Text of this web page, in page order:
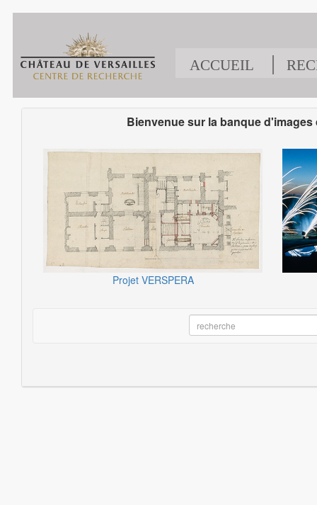
accueil |
Bienvenue sur la banque
Projet VERSPERA